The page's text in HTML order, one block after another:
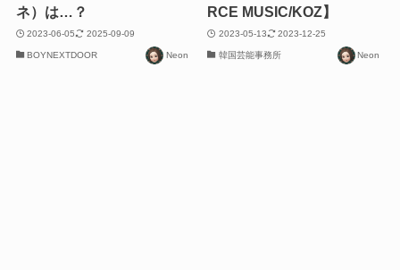
ネ）は…？
2023-06-05 2025-09-09
BOYNEXTDOOR Neon
RCE MUSIC/KOZ】
2023-05-13 2023-12-25
韓国芸能事務所 Neon